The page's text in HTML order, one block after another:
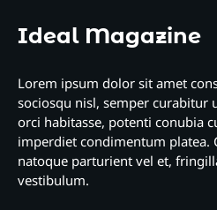
Ideal Magazine
Lorem ipsum dolor sit amet
sociosqu nisl, semper curabitur
orci habitasse, potenti conubia
imperdiet condimentum platea.
natoque parturient vel et,
vestibulum.